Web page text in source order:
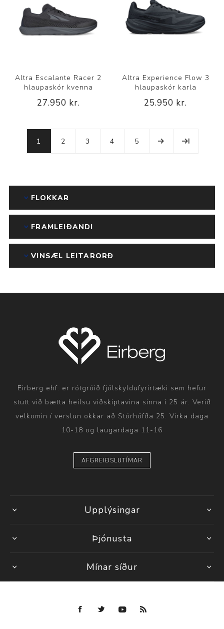
Altra Escalante Racer 2
hlaupaskór kvenna
27.950 kr.
Altra Experience Flow 3
hlaupaskór karla
25.950 kr.
1 2 3 4 5
FLOKKAR
FRAMLEIÐANDI
VINSÆL LEITARORÐ
Eirberg ehf. er rótgróið fjölskyldufyrirtæki sem hefur
stutt við bætta heilsu viðskiptavina sinna í 25 ár. Verið
velkomin í verslun okkar að Stórhöfða 25. Virka daga
10-18 og laugardaga 11-16
AFGREIÐSLUTÍMAR
Upplýsingar
Þjónusta
Mínar síður